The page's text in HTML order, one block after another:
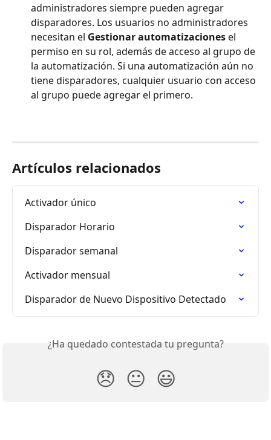
administradores siempre pueden agregar
disparadores. Los usuarios no administradores
necesitan el Gestionar automatizaciones el
permiso en su rol, además de acceso al grupo de
la automatización. Si una automatización aún no
tiene disparadores, cualquier usuario con acceso
al grupo puede agregar el primero.
Artículos relacionados
Activador único
Disparador Horario
Disparador semanal
Activador mensual
Disparador de Nuevo Dispositivo Detectado
¿Ha quedado contestada tu pregunta?
😞 😐 😃